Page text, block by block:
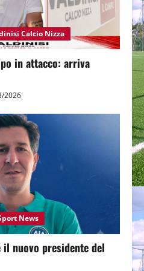
Calcio Nizza
in attacco: arriva
2026
News
il nuovo presidente del